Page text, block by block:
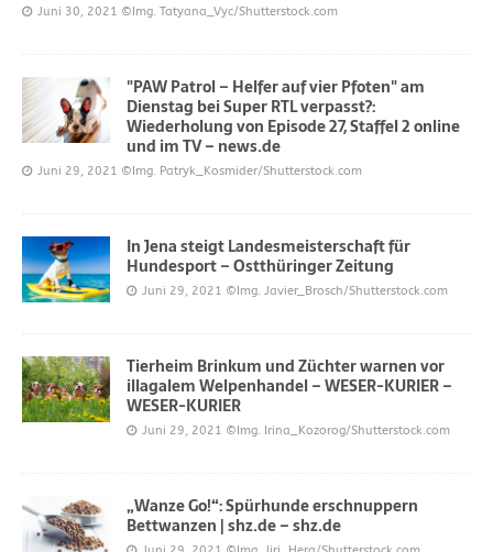
Juni 30, 2021 ©Img. Tatyana_Vyc/Shutterstock.com
"PAW Patrol – Helfer auf vier Pfoten" am
Dienstag bei Super RTL verpasst?:
Wiederholung von Episode 27, Staffel 2 online
und im TV – news.de
Juni 29, 2021 ©Img. Patryk_Kosmider/Shutterstock.com
In Jena steigt Landesmeisterschaft für
Hundesport – Ostthüringer Zeitung
Juni 29, 2021 ©Img. Javier_Brosch/Shutterstock.com
Tierheim Brinkum und Züchter warnen vor
illagalem Welpenhandel – WESER-KURIER –
WESER-KURIER
Juni 29, 2021 ©Img. Irina_Kozorog/Shutterstock.com
„Wanze Go!“: Spürhunde erschnuppern
Bettwanzen | shz.de – shz.de